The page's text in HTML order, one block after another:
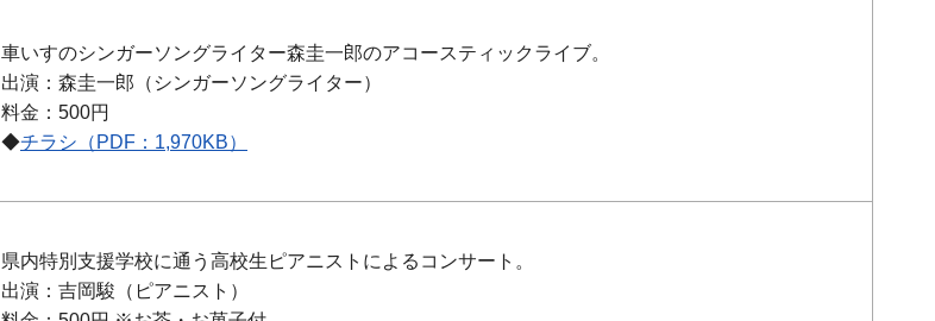
車いすのシンガーソングライター森圭一郎のアコースティックライブ。
出演：森圭一郎（シンガーソングライター）
料金：500円
◆チラシ（PDF：1,970KB）
県内特別支援学校に通う高校生ピアニストによるコンサート。
出演：吉岡駿（ピアニスト）